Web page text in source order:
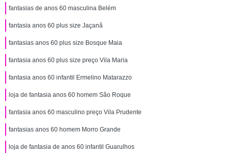
fantasias de anos 60 masculina Belém
fantasia anos 60 plus size Jaçanã
fantasias anos 60 plus size Bosque Maia
fantasia anos 60 plus size preço Vila Maria
fantasia anos 60 infantil Ermelino Matarazzo
loja de fantasia anos 60 homem São Roque
fantasia anos 60 masculino preço Vila Prudente
fantasias anos 60 homem Morro Grande
loja de fantasia de anos 60 infantil Guarulhos